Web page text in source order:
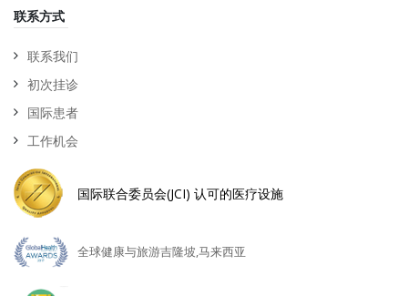
联系方式
联系我们
初次挂诊
国际患者
工作机会
国际联合委员会(JCI) 认可的医疗设施
全球健康与旅游吉隆坡,马来西亚